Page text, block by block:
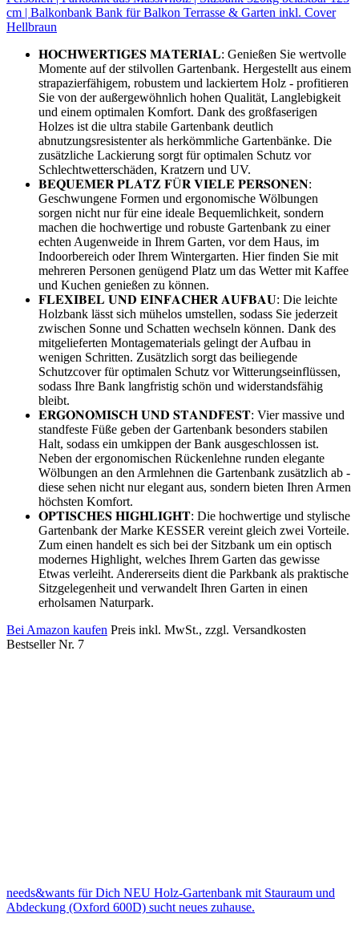
cm | Balkonbank Bank für Balkon Terrasse & Garten inkl. Cover
Hellbraun
𝐇𝐎𝐂𝐇𝐖𝐄𝐑𝐓𝐈𝐆𝐄𝐒 𝐌𝐀𝐓𝐄𝐑𝐈𝐀𝐋: Genießen Sie wertvolle
Momente auf der stilvollen Gartenbank. Hergestellt aus einem
strapazierfähigem, robustem und lackiertem Holz - profitieren
Sie von der außergewöhnlich hohen Qualität, Langlebigkeit
und einem optimalen Komfort. Dank des großfaserigen
Holzes ist die ultra stabile Gartenbank deutlich
abnutzungsresistenter als herkömmliche Gartenbänke. Die
zusätzliche Lackierung sorgt für optimalen Schutz vor
Schlechtwetterschäden, Kratzern und UV.
𝐁𝐄𝐐𝐔𝐄𝐌𝐄𝐑 𝐏𝐋𝐀𝐓𝐙 𝐅Ü𝐑 𝐕𝐈𝐄𝐋𝐄 𝐏𝐄𝐑𝐒𝐎𝐍𝐄𝐍:
Geschwungene Formen und ergonomische Wölbungen
sorgen nicht nur für eine ideale Bequemlichkeit, sondern
machen die hochwertige und robuste Gartenbank zu einer
echten Augenweide in Ihrem Garten, vor dem Haus, im
Indoorbereich oder Ihrem Wintergarten. Hier finden Sie mit
mehreren Personen genügend Platz um das Wetter mit Kaffee
und Kuchen genießen zu können.
𝐅𝐋𝐄𝐗𝐈𝐁𝐄𝐋 𝐔𝐍𝐃 𝐄𝐈𝐍𝐅𝐀𝐂𝐇𝐄𝐑 𝐀𝐔𝐅𝐁𝐀𝐔: Die leichte
Holzbank lässt sich mühelos umstellen, sodass Sie jederzeit
zwischen Sonne und Schatten wechseln können. Dank des
mitgelieferten Montagematerials gelingt der Aufbau in
wenigen Schritten. Zusätzlich sorgt das beiliegende
Schutzcover für optimalen Schutz vor Witterungseinflüssen,
sodass Ihre Bank langfristig schön und widerstandsfähig
bleibt.
𝐄𝐑𝐆𝐎𝐍𝐎𝐌𝐈𝐒𝐂𝐇 𝐔𝐍𝐃 𝐒𝐓𝐀𝐍𝐃𝐅𝐄𝐒𝐓: Vier massive und
standfeste Füße geben der Gartenbank besonders stabilen
Halt, sodass ein umkippen der Bank ausgeschlossen ist.
Neben der ergonomischen Rückenlehne runden elegante
Wölbungen an den Armlehnen die Gartenbank zusätzlich ab -
diese sehen nicht nur elegant aus, sondern bieten Ihren Armen
höchsten Komfort.
𝐎𝐏𝐓𝐈𝐒𝐂𝐇𝐄𝐒 𝐇𝐈𝐆𝐇𝐋𝐈𝐆𝐇𝐓: Die hochwertige und stylische
Gartenbank der Marke KESSER vereint gleich zwei Vorteile.
Zum einen handelt es sich bei der Sitzbank um ein optisch
modernes Highlight, welches Ihrem Garten das gewisse
Etwas verleiht. Andererseits dient die Parkbank als praktische
Sitzgelegenheit und verwandelt Ihren Garten in einen
erholsamen Naturpark.
Bei Amazon kaufen Preis inkl. MwSt., zzgl. Versandkosten
Bestseller Nr. 7
needs&wants für Dich NEU Holz-Gartenbank mit Stauraum und
Abdeckung (Oxford 600D) sucht neues zuhause.